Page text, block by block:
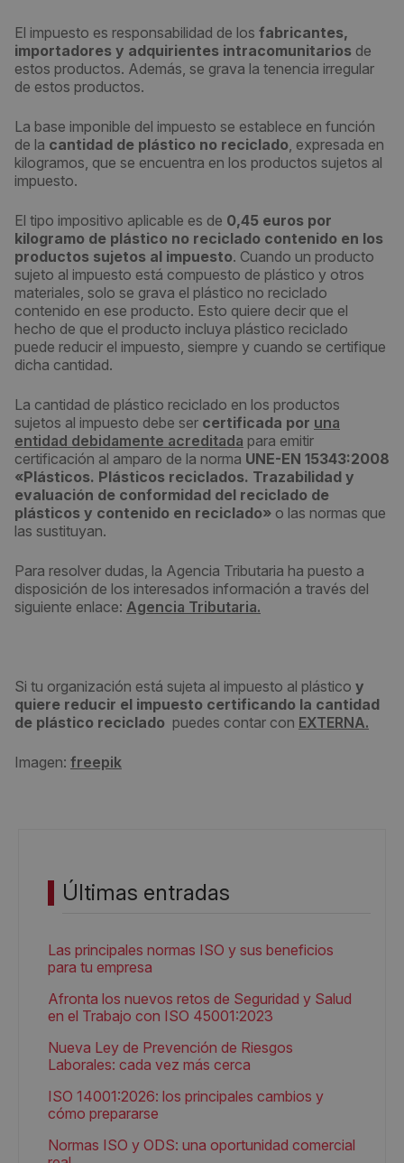
El impuesto es responsabilidad de los fabricantes,
importadores y adquirientes intracomunitarios de
estos productos. Además, se grava la tenencia irregular
de estos productos.
La base imponible del impuesto se establece en función
de la cantidad de plástico no reciclado, expresada en
kilogramos, que se encuentra en los productos sujetos al
impuesto.
El tipo impositivo aplicable es de 0,45 euros por
kilogramo de plástico no reciclado contenido en los
productos sujetos al impuesto. Cuando un producto
sujeto al impuesto está compuesto de plástico y otros
materiales, solo se grava el plástico no reciclado
contenido en ese producto. Esto quiere decir que el
hecho de que el producto incluya plástico reciclado
puede reducir el impuesto, siempre y cuando se certifique
dicha cantidad.
La cantidad de plástico reciclado en los productos
sujetos al impuesto debe ser certificada por una
entidad debidamente acreditada para emitir
certificación al amparo de la norma UNE-EN 15343:2008
«Plásticos. Plásticos reciclados. Trazabilidad y
evaluación de conformidad del reciclado de
plásticos y contenido en reciclado» o las normas que
las sustituyan.
Para resolver dudas, la Agencia Tributaria ha puesto a
disposición de los interesados información a través del
siguiente enlace: Agencia Tributaria.
Si tu organización está sujeta al impuesto al plástico y
quiere reducir el impuesto certificando la cantidad
de plástico reciclado puedes contar con EXTERNA.
Imagen: freepik
Últimas entradas
Las principales normas ISO y sus beneficios
para tu empresa
Afronta los nuevos retos de Seguridad y Salud
en el Trabajo con ISO 45001:2023
Nueva Ley de Prevención de Riesgos
Laborales: cada vez más cerca
ISO 14001:2026: los principales cambios y
cómo prepararse
Normas ISO y ODS: una oportunidad comercial